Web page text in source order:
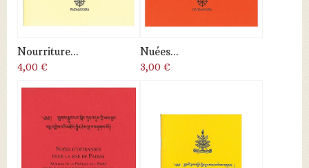
Nourriture...
4,00 €
Nuées...
3,00 €